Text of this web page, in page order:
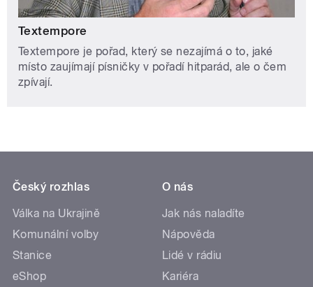
Textempore
Textempore je pořad, který se nezajímá o to, jaké
místo zaujímají písničky v pořadí hitparád, ale o čem
zpívají.
Český rozhlas
Válka na Ukrajině
Komunální volby
Stanice
eShop
O nás
Jak nás naladíte
Nápověda
Lidé v rádiu
Kariéra